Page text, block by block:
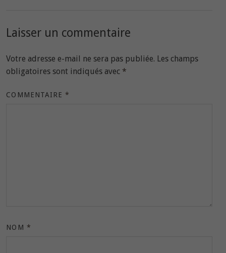
Laisser un commentaire
Votre adresse e-mail ne sera pas publiée. Les champs
obligatoires sont indiqués avec *
COMMENTAIRE*
NOM *